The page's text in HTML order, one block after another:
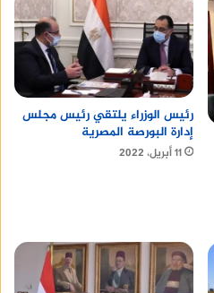
رئيس الوزراء يلتقي رئيس مجلس
إدارة البورصة المصرية
11 أبريل، 2022